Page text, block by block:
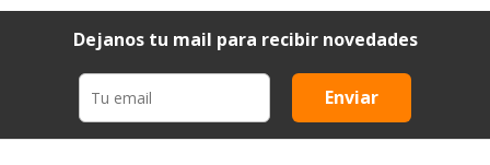
Dejanos tu mail para recibir novedades
Enviar